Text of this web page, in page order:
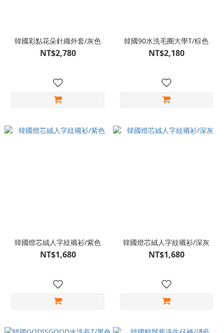
韓國彩點花朵針織外套/灰色
NT$2,780
韓國90水洗毛圈大學T/棕色
NT$2,180
韓國燈芯絨人字紋襯衫/紫色
NT$1,680
韓國燈芯絨人字紋襯衫/深灰
NT$1,680